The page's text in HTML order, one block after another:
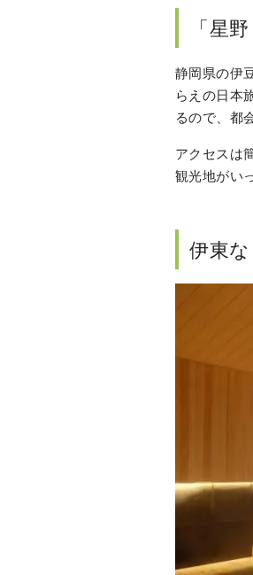
「星
静岡県の伊
らえの日本
るので、都
アクセスは
観光地がい
伊東